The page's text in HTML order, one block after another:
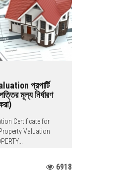
প্রপার্টি
মূল্য নির্ধারণ
Certificate for
Valuation
6918